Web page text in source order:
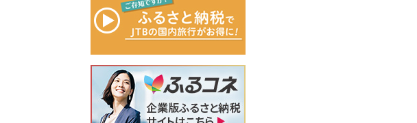
みなさまの応援をよろしく
お願いします。